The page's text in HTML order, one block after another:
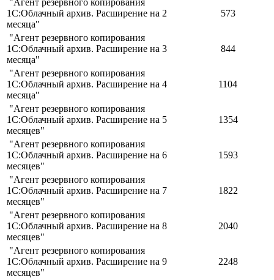
"Агент резервного копирования
1С:Облачный архив. Расширение на 2
месяца"
573
"Агент резервного копирования
1С:Облачный архив. Расширение на 3
месяца"
844
"Агент резервного копирования
1С:Облачный архив. Расширение на 4
месяца"
1104
"Агент резервного копирования
1С:Облачный архив. Расширение на 5
месяцев"
1354
"Агент резервного копирования
1С:Облачный архив. Расширение на 6
месяцев"
1593
"Агент резервного копирования
1С:Облачный архив. Расширение на 7
месяцев"
1822
"Агент резервного копирования
1С:Облачный архив. Расширение на 8
месяцев"
2040
"Агент резервного копирования
1С:Облачный архив. Расширение на 9
месяцев"
2248